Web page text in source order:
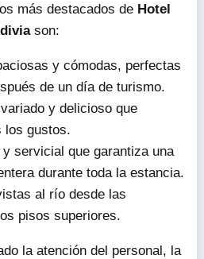
más destacados de Hotel
son:
y cómodas, perfectas
de un día de turismo.
y delicioso que
los gustos.
servicial que garantiza una
durante toda la estancia.
al río desde las
pisos superiores.
la atención del personal, la